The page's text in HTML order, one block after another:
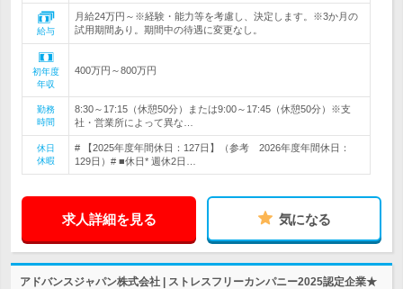
給与
月給24万円～※経験・能力等を考慮し、決定します。※3か月の
試用期間あり。期間中の待遇に変更なし。
初年度
年収
400万円～800万円
勤務
時間
8:30～17:15（休憩50分）または9:00～17:45（休憩50分）※支
社・営業所によって異な…
休日
休暇
# 【2025年度年間休日：127日】（参考 2026年度年間休日：
129日）# ■休日* 週休2日…
求人詳細を見る 気になる
アドバンスジャパン株式会社 | ストレスフリーカンパニー2025認定企業★